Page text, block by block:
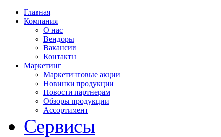
Главная
Компания
О нас
Вендоры
Вакансии
Контакты
Маркетинг
Маркетинговые акции
Новинки продукции
Новости партнерам
Обзоры продукции
Ассортимент
Сервисы